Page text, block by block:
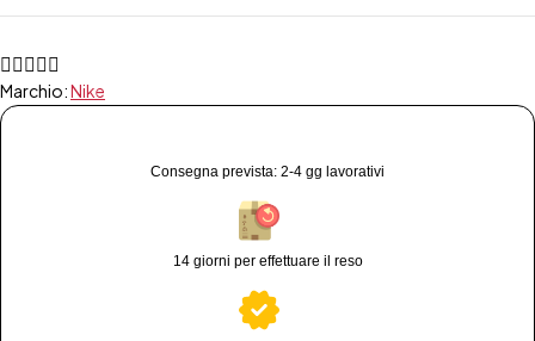
Marchio:Nike
Consegna prevista: 2-4 gg lavorativi
14 giorni per effettuare il reso